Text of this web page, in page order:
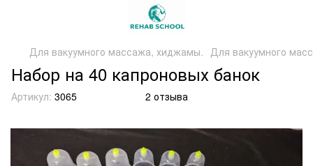
Для вакуумного массажа, хиджамы. Для вакуумного
Набор на 40 капроновых банок
Артикул: 3065 2 отзыва